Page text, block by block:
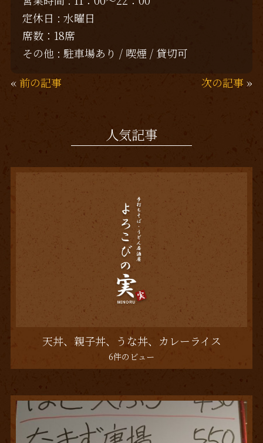
定休日 : 水曜日
席数：18席
その他 : 駐車場あり / 喫煙 / 貸切可
«前の記事 次の記事 »
人気記事
天丼、親子丼、うな丼、カレーライス
6件のビュー